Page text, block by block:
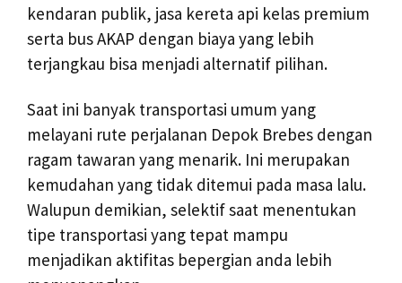
kendaran publik, jasa kereta api kelas premium
serta bus AKAP dengan biaya yang lebih
terjangkau bisa menjadi alternatif pilihan.
Saat ini banyak transportasi umum yang
melayani rute perjalanan Depok Brebes dengan
ragam tawaran yang menarik. Ini merupakan
kemudahan yang tidak ditemui pada masa lalu.
Walupun demikian, selektif saat menentukan
tipe transportasi yang tepat mampu
menjadikan aktifitas bepergian anda lebih